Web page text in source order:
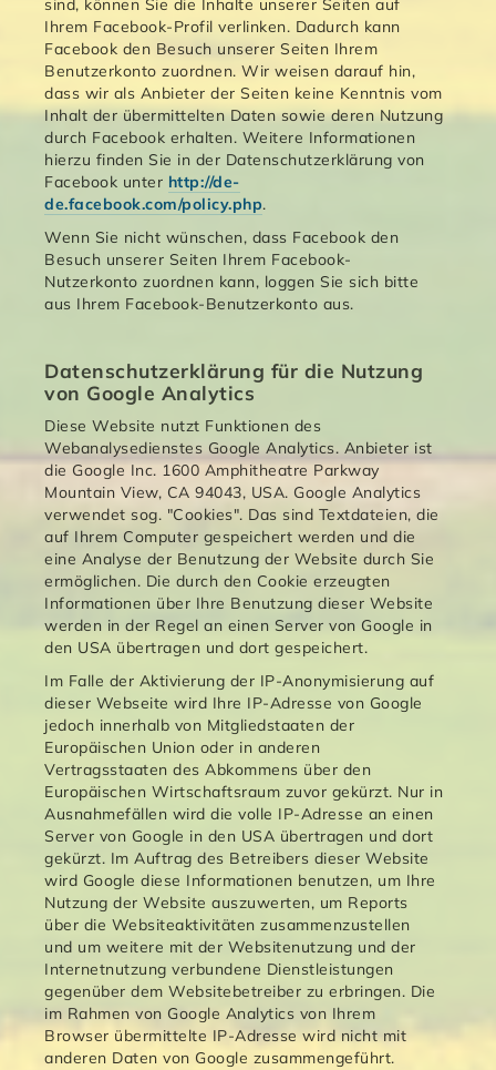
sind, können Sie die Inhalte unserer Seiten auf
Ihrem Facebook-Profil verlinken. Dadurch kann
Facebook den Besuch unserer Seiten Ihrem
Benutzerkonto zuordnen. Wir weisen darauf hin,
dass wir als Anbieter der Seiten keine Kenntnis vom
Inhalt der übermittelten Daten sowie deren Nutzung
durch Facebook erhalten. Weitere Informationen
hierzu finden Sie in der Datenschutzerklärung von
Facebook unter http://de-
de.facebook.com/policy.php.
Wenn Sie nicht wünschen, dass Facebook den
Besuch unserer Seiten Ihrem Facebook-
Nutzerkonto zuordnen kann, loggen Sie sich bitte
aus Ihrem Facebook-Benutzerkonto aus.
Datenschutzerklärung für die Nutzung
von Google Analytics
Diese Website nutzt Funktionen des
Webanalysedienstes Google Analytics. Anbieter ist
die Google Inc. 1600 Amphitheatre Parkway
Mountain View, CA 94043, USA. Google Analytics
verwendet sog. "Cookies". Das sind Textdateien, die
auf Ihrem Computer gespeichert werden und die
eine Analyse der Benutzung der Website durch Sie
ermöglichen. Die durch den Cookie erzeugten
Informationen über Ihre Benutzung dieser Website
werden in der Regel an einen Server von Google in
den USA übertragen und dort gespeichert.
Im Falle der Aktivierung der IP-Anonymisierung auf
dieser Webseite wird Ihre IP-Adresse von Google
jedoch innerhalb von Mitgliedstaaten der
Europäischen Union oder in anderen
Vertragsstaaten des Abkommens über den
Europäischen Wirtschaftsraum zuvor gekürzt. Nur in
Ausnahmefällen wird die volle IP-Adresse an einen
Server von Google in den USA übertragen und dort
gekürzt. Im Auftrag des Betreibers dieser Website
wird Google diese Informationen benutzen, um Ihre
Nutzung der Website auszuwerten, um Reports
über die Websiteaktivitäten zusammenzustellen
und um weitere mit der Websitenutzung und der
Internetnutzung verbundene Dienstleistungen
gegenüber dem Websitebetreiber zu erbringen. Die
im Rahmen von Google Analytics von Ihrem
Browser übermittelte IP-Adresse wird nicht mit
anderen Daten von Google zusammengeführt.